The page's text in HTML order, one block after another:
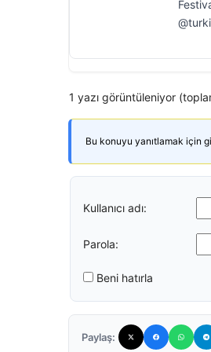
1 yazı görüntüleniyor
Bu konuyu yanıtlamak için
Kullanıcı adı:
Parola:
Beni hatırla
Paylaş: